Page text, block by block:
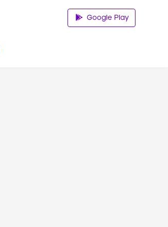
Google Play